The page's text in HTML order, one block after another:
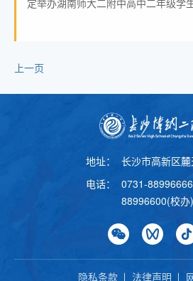
上一页
地址：
长沙市高新区
电话：
0731-
88996600(校办)
隐私条款 法律声明